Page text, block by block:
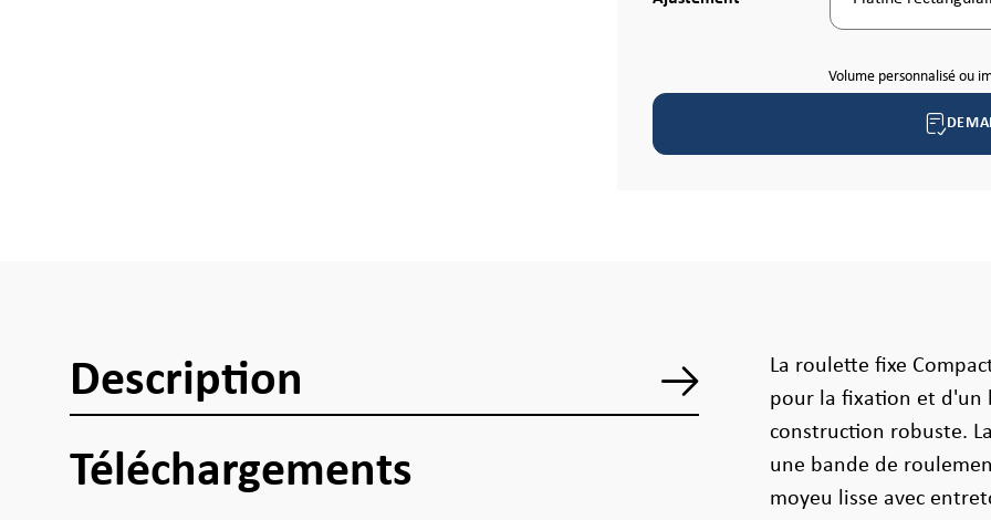
Volume personnalisé ou
Description
Téléchargements
La roulette fixe
pour la fixation et d'un
construction robuste.
une bande de
moyeu lisse avec